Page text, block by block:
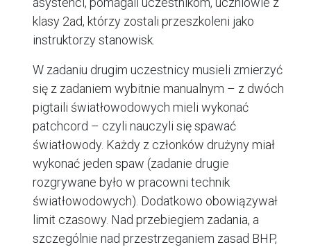
klasy 2ad, którzy zostali przeszkoleni jako
instruktorzy stanowisk.
W zadaniu drugim uczestnicy musieli zmierzyć
się z zadaniem wybitnie manualnym – z dwóch
pigtaili światłowodowych mieli wykonać
patchcord – czyli nauczyli się spawać
światłowody. Każdy z członków drużyny miał
wykonać jeden spaw (zadanie drugie
rozgrywane było w pracowni technik
światłowodowych). Dodatkowo obowiązywał
limit czasowy. Nad przebiegiem zadania, a
szczególnie nad przestrzeganiem zasad BHP,